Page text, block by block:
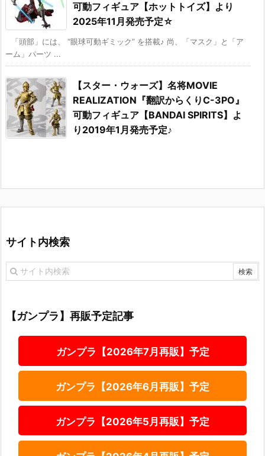
可動フィギュア【ホットトイズ】より
2025年11月発売予定☆
「頭部」には、 “眼球可動ギミック” を搭載♪ 尚、「マスク」と「ア
ーム」パーツ ...
【スター・ウォーズ】名将MOVIE
REALIZATION『翻訳からくりC-3PO』
可動フィギュア【BANDAI SPIRITS】よ
り2019年1月発売予定♪
サイト内検索
【ガンプラ】再販予定記事
ガンプラ【2026年7月再販】予定
ガンプラ【2026年6月再販】予定
ガンプラ【2026年5月再販】予定